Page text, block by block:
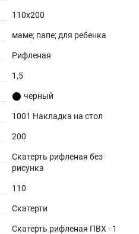
110x200
маме; папе; для ребенка
Рифленая
1,5
черный
1001 Накладка на стол
200
Скатерть рифленая без
рисунка
110
Скатерти
Скатерть рифленая ПВХ - 1